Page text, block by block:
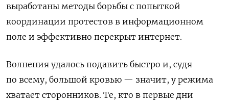
выработаны методы борьбы с попыткой
координации протестов в информационном
поле и эффективно перекрыт интернет.
Волнения удалось подавить быстро и, судя
по всему, большой кровью — значит, у режима
хватает сторонников. Те, кто в первые дни